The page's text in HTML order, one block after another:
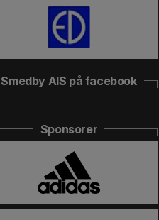
Smedby AIS på facebook
Sponsorer